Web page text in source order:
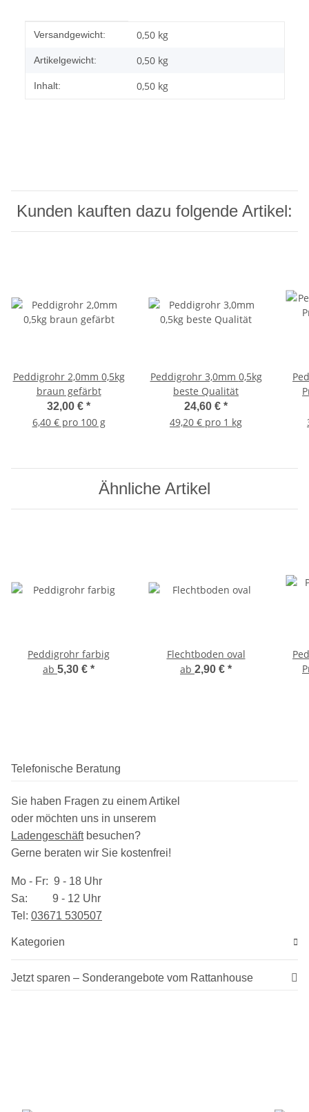
Produkteigenschaft
Wert
Versandgewicht: 0,50 kg
Artikelgewicht: 0,50 kg
Inhalt: 0,50 kg
Kunden kauften dazu folgende Artikel:
Peddigrohr 2,0mm 0,5kg
braun gefärbt
32,00 € *
6,40 € pro 100 g
Peddigrohr 3,0mm 0,5kg
beste Qualität
24,60 € *
49,20 € pro 1 kg
Ähnliche Artikel
Peddigrohr farbig
ab 5,30 € *
Flechtboden oval
ab 2,90 € *
Telefonische Beratung
Sie haben Fragen zu einem Artikel
oder möchten uns in unserem
Ladengeschäftbesuchen?
Gerne beraten wir Sie kostenfrei!
Mo - Fr: 9 - 18 Uhr
Sa: 9 - 12 Uhr
Tel: 03​671 530507
Kategorien
Jetzt sparen – Sonderangebote vom Rattanhouse